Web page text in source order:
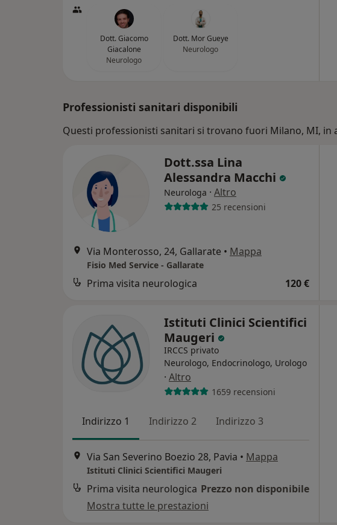
Dott. Giacomo
Giacalone
Neurologo
Dott. Mor Gueye
Neurologo
Professionisti sanitari disponibili
Questi professionisti sanitari si trovano fuori Milano, MI, in
Dott.ssa Lina
Alessandra Macchi
Neurologa · Altro
25 recensioni
Via Monterosso, 24, Gallarate • Mappa
Fisio Med Service - Gallarate
Prima visita neurologica 120 €
Istituti Clinici Scientifici
Maugeri
IRCCS privato
Neurologo, Endocrinologo, Urologo
· Altro
1659 recensioni
Indirizzo 1 Indirizzo 2 Indirizzo 3
Via San Severino Boezio 28, Pavia • Mappa
Istituti Clinici Scientifici Maugeri
Prima visita neurologica Prezzo non disponibile
Mostra tutte le prestazioni